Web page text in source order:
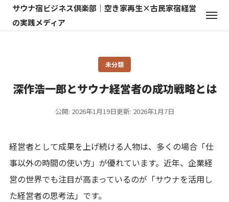
サウナ宿ビジネス倶楽部｜空き家再生×古民家宿経営
の実践メディア
未分類
深作浩一郎とサウナ経営者の成功戦略とは
公開: 2026年1月19日更新: 2026年1月7日
経営者として成果を上げ続ける人物は、多くの場合「仕
事以外の時間の使い方」が優れています。近年、企業経
営の世界でも注目が高まっているのが「サウナを活用し
た経営者の思考法」です。